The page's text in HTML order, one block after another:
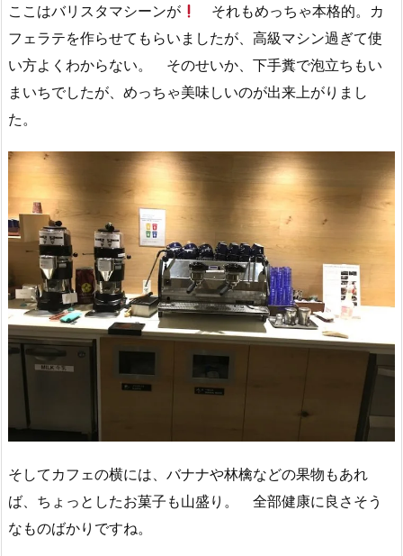
ここはバリスタマシーンが
それもめっちゃ本格的。カ
フェラテを作らせてもらいましたが、高級マシン過ぎて使
い方よくわからない。 そのせいか、下手糞で泡立ちもい
まいちでしたが、めっちゃ美味しいのが出来上がりまし
た。
そしてカフェの横には、バナナや林檎などの果物もあれ
ば、ちょっとしたお菓子も山盛り。 全部健康に良さそう
なものばかりですね。